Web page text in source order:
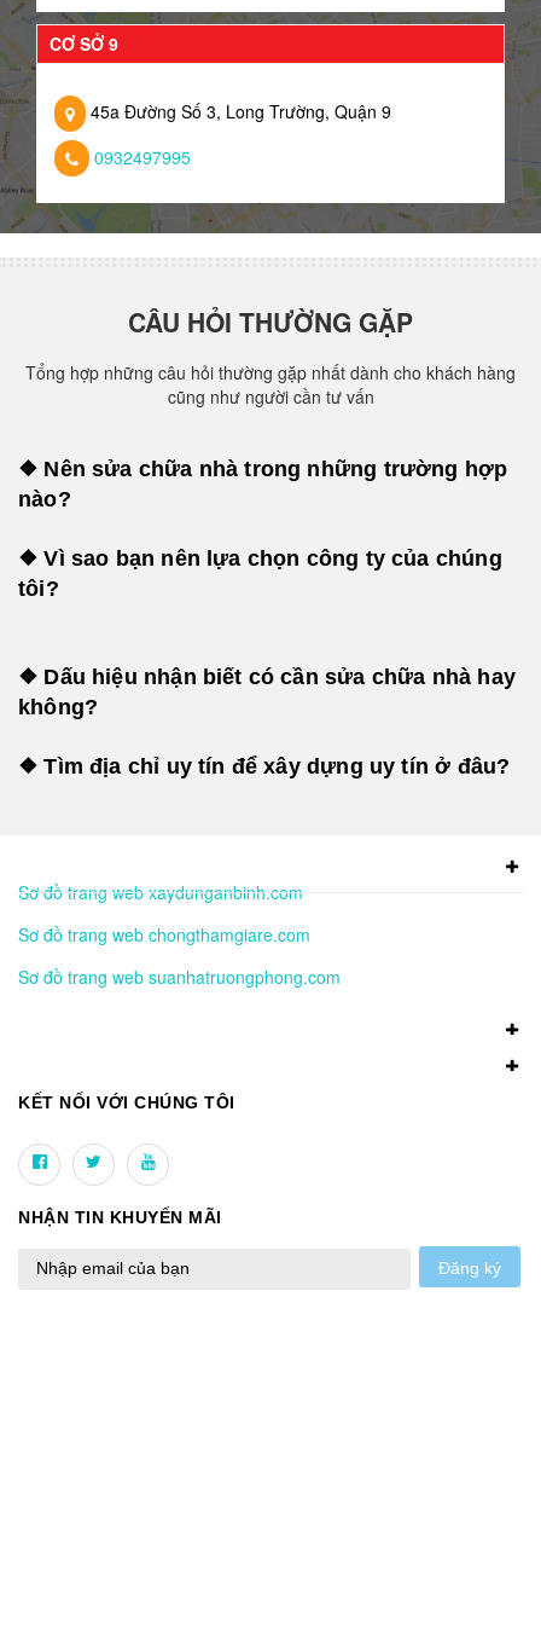
CƠ SỞ 9
45a Đường Số 3, Long Trường, Quận 9
0932497995
CÂU HỎI THƯỜNG GẶP
Tổng hợp những câu hỏi thường gặp nhất dành cho khách hàng
cũng như người cần tư vấn
❖ Nên sửa chữa nhà trong những trường hợp
nào?
❖ Vì sao bạn nên lựa chọn công ty của chúng
tôi?
❖ Dấu hiệu nhận biết có cần sửa chữa nhà hay
không?
❖ Tìm địa chỉ uy tín để xây dựng uy tín ở đâu?
Sơ đồ trang web xaydunganbinh.com
Sơ đồ trang web chongthamgiare.com
Sơ đồ trang web suanhatruongphong.com
KẾT NỐI VỚI CHÚNG TÔI
NHẬN TIN KHUYẾN MÃI
Đăng ký